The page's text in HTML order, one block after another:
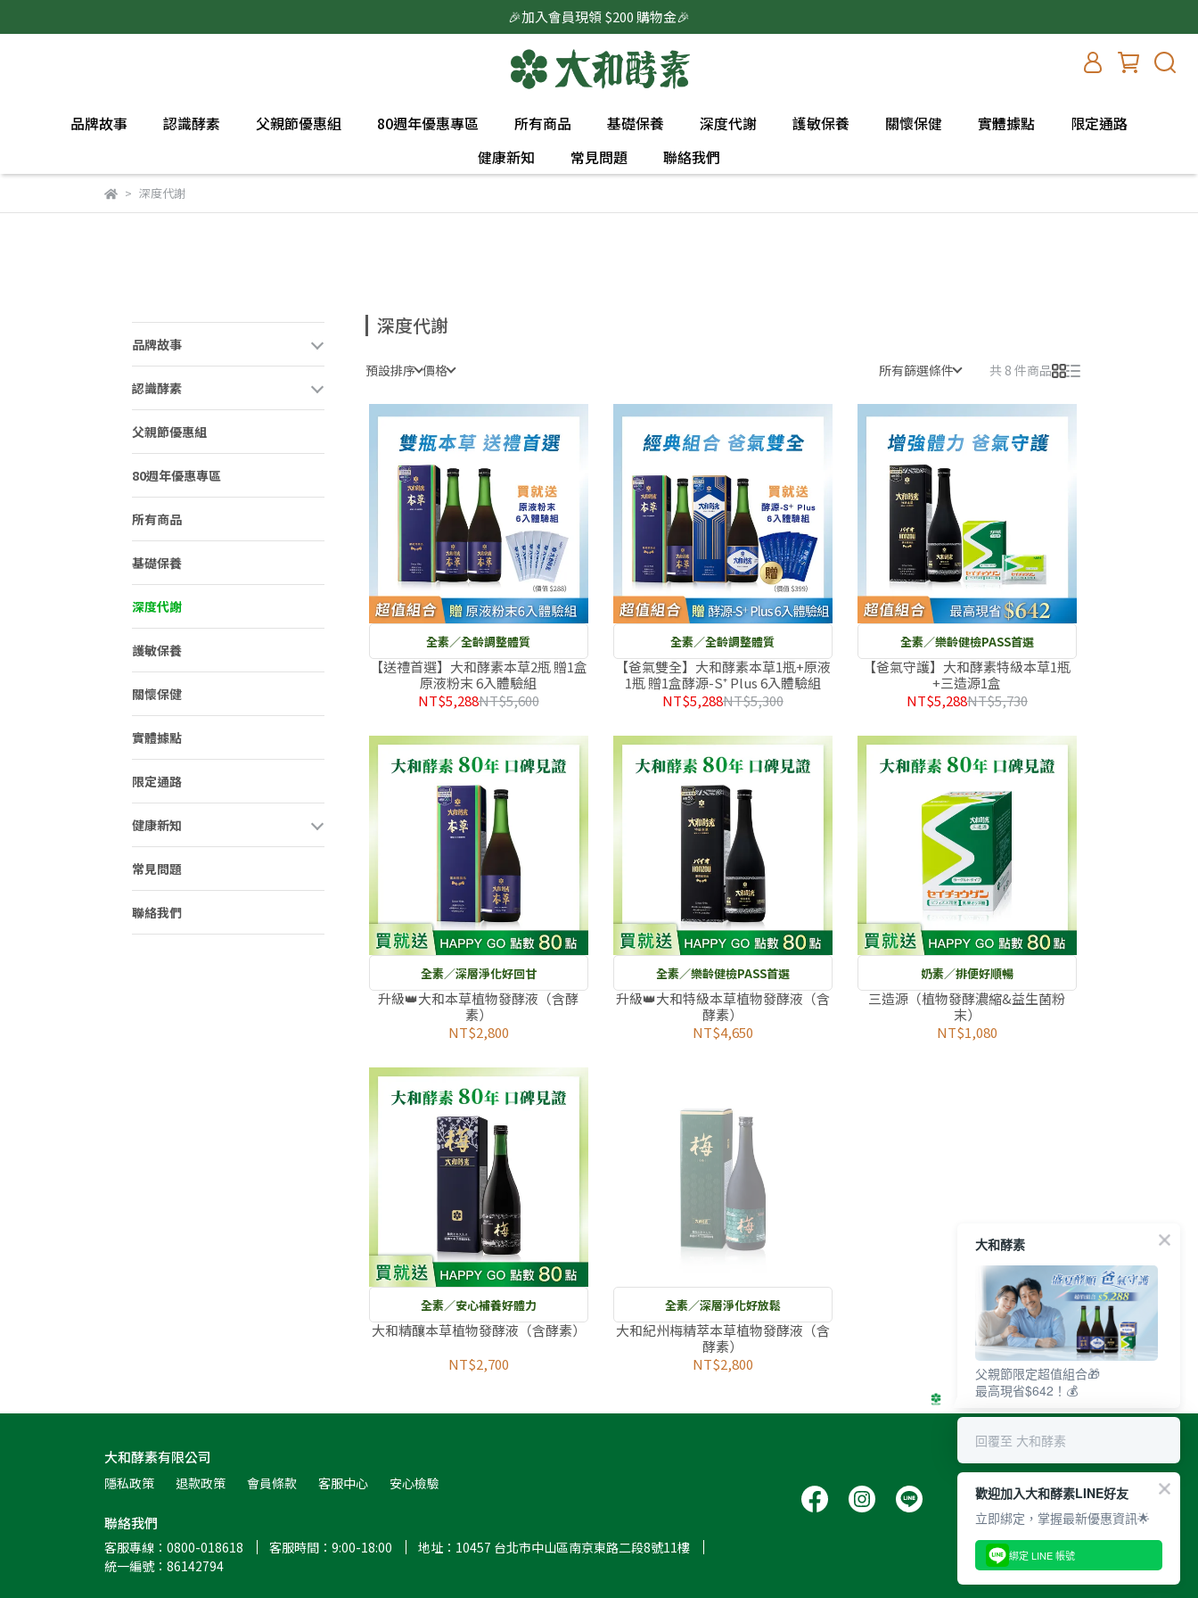
🎉加入會員現領 $200 購物金🎉
品牌故事 認識酵素 父親節優惠組 80週年優惠專區 所有商品 基礎保養 深度代謝 護敏保養 關懷保健 實體據點
限定通路
健康新知
常見問題 聯絡我們
深度代謝
品牌故事
認識酵素
父親節優惠組
80週年優惠專區
所有商品
基礎保養
深度代謝
護敏保養
關懷保健
實體據點
限定通路
健康新知
常見問題
聯絡我們
深度代謝
預設排序 價格 所有篩選條件 共 8 件商品
全素／全齡調整體質
【送禮首選】大和酵素本草2瓶 贈1盒
原液粉末 6入體驗組
NT$5,288NT$5,600
全素／全齡調整體質
【爸氣雙全】大和酵素本草1瓶+原液
1瓶 贈1盒酵源-S⁺ Plus 6入體驗組
NT$5,288NT$5,300
全素／樂齡健檢PASS首選
【爸氣守護】大和酵素特級本草1瓶
+三造源1盒
NT$5,288NT$5,730
全素／深層淨化好回甘
升級👑大和本草植物發酵液（含酵
素）
NT$2,800
全素／樂齡健檢PASS首選
升級👑大和特級本草植物發酵液（含
酵素）
NT$4,650
奶素／排便好順暢
三造源（植物發酵濃縮&益生菌粉
末）
NT$1,080
全素／安心補養好體力
大和精釀本草植物發酵液（含酵素）
NT$2,700
全素／深層淨化好放鬆
大和紀州梅精萃本草植物發酵液（含
酵素）
NT$2,800
大和酵素有限公司
隱私政策 退款政策 會員條款 客服中心 安心檢驗
聯絡我們
客服專線：0800-018618 客服時間：9:00-18:00
地址：10457 台北市中山區南京東路二段8號11樓
統一編號：86142794
大和酵素
父親節限定超值組合🎁
最高現省$642！💰
回覆至 大和酵素
歡迎加入大和酵素LINE好友
立即綁定，掌握最新優惠資訊🌟
綁定 LINE 帳號